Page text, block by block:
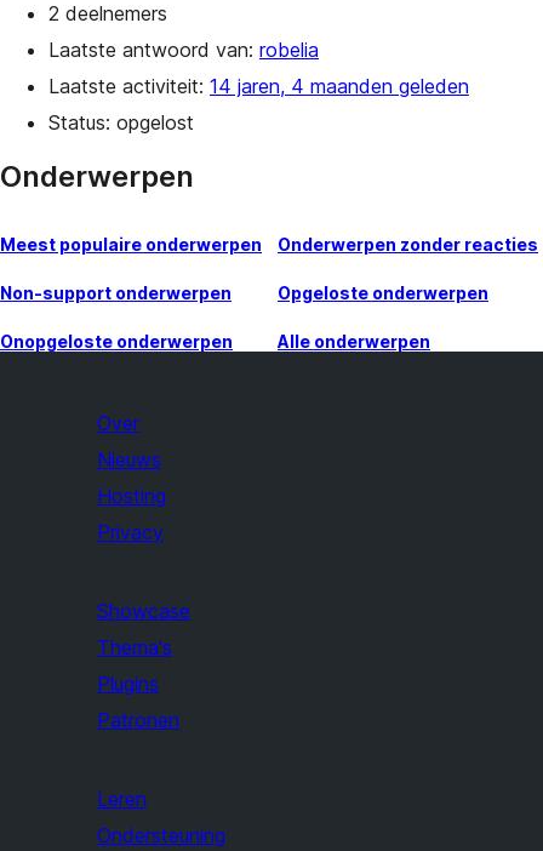
2 deelnemers
Laatste antwoord van: robelia
Laatste activiteit: 14 jaren, 4 maanden geleden
Status: opgelost
Onderwerpen
Meest populaire onderwerpen Onderwerpen zonder reacties
Non-support onderwerpen Opgeloste onderwerpen
Onopgeloste onderwerpen Alle onderwerpen
Over
Nieuws
Hosting
Privacy
Showcase
Thema's
Plugins
Patronen
Leren
Ondersteuning